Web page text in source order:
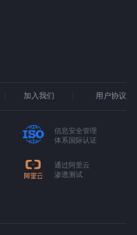
加入我们 用户协议
信息安全管理
体系国际认证
通过阿里云
渗透测试